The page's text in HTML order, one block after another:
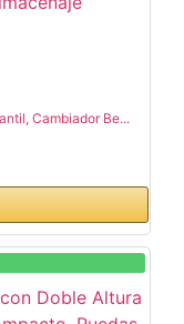
Cambiador Be...